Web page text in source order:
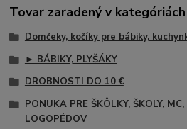
Tovar zaradený v kategóriách
Domčeky, kočíky pre bábiky,
► BÁBIKY, PLYŠÁKY
DROBNOSTI DO 10 €
PONUKA PRE ŠKÔLKY, ŠKOLY,
LOGOPÉDOV